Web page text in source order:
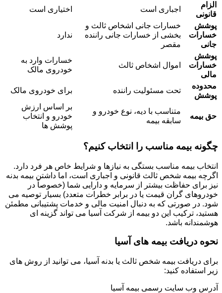
الزام
قانونی
اجباری است
اختیاری است
پوشش
خسارات
جانی
خسارات جانی اشخاص ثالث و
بخشی از خسارات جانی راننده
مقصر
ندارد
پوشش
خسارات
مالی
اموال اشخاص ثالث
خسارات وارد به
خودروی مالک
محدوده
پوشش
تحت مسئولیت راننده برای خودروی مالک
حق بیمه
متناسب با دیه، نوع خودرو و
سابقه بیمه
بر اساس ارزش
خودرو و انتخاب
پوشش ها
چگونه بیمه مناسب را انتخاب کنیم؟
انتخاب بیمه مناسب بستگی به نیازها و شرایط خاص هر فرد دارد.
اگرچه بیمه شخص ثالث قانونی و اجباری است، اما داشتن بیمه بدنه
نیز برای حفاظت بیشتر از سرمایه و دارایی شما (خصوصاً در
خودروهای گران قیمت یا در برابر خطرات متعدد) بسیار توصیه می
شود. در صورتی که به دنبال امنیت مالی و خدمات پشتیبانی مطمئن
هستید، ترکیب این دو بیمه از شرکت آسیا می تواند گزینه ای
هوشمندانه باشد.
نحوه دریافت بیمه های آسیا
برای دریافت بیمه شخص ثالث یا بدنه آسیا، می توانید از روش های
زیر استفاده کنید:
آدرس وب سایت رسمی بیمه آسیا